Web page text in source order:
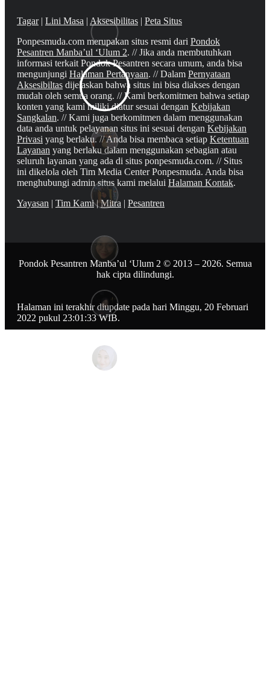
Tagar| Lini Masa | Aksesibilitas | Peta Situs
Ponpesmuda.com merupakan situs resmi dari Pondok
Pesantren Manba’ul ‘Ulum 2. // Jika anda membutuhkan
informasi terkait Pondok Pesantren secara umum, anda bisa
mengunjungi Halaman Pertanyaan. // Dalam Pernyataan
Aksesibiltas dijelaskan bahwa situs ini bisa diakses dengan
mudah oleh semua orang. // Kami berkomitmen bahwa setiap
konten yang kami miliki diatur sesuai dengan Kebijakan
Sangkalan. // Kami juga berkomitmen dalam menggunakan
data anda untuk pelayanan situs ini sesuai dengan Kebijakan
Privasi yang berlaku. // Anda bisa membaca setiap Ketentuan
Layanan yang berlaku dalam menggunakan sebagian atau
seluruh layanan yang ada di situs ponpesmuda.com. // Situs
ini dikelola oleh Tim Media Center Ponpesmuda. Anda bisa
menghubungi admin situs kami melalui Halaman Kontak.
Yayasan | Tim Kami|Mitra | Pesantren
Pondok Pesantren Manba’ul ‘Ulum 2 © 2013 – 2026. Semua
hak cipta dilindungi.
Halaman ini terakhir diupdate pada hari Minggu, 20 Februari
2022 pukul 23:01:33 WIB.